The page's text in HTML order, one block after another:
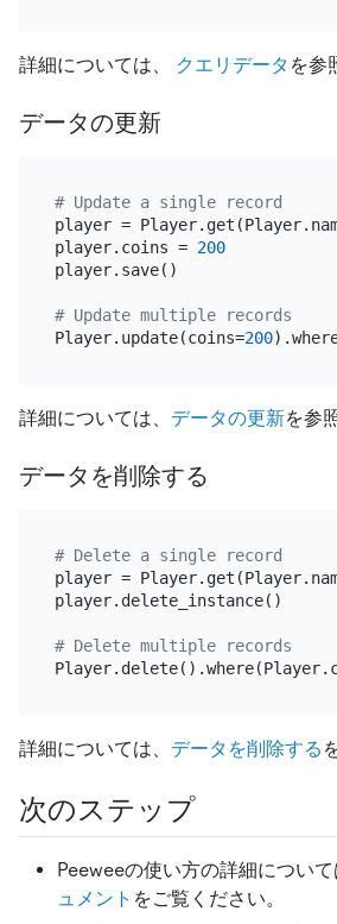
詳細については、 クエリデータ を参
データの更新
# Update a single record
player =
player.coins = 200
player.save()
# Update multiple records
Player.update(coins=200
詳細については、 データの更新を参
データを削除する
# Delete a single record
player =
player.delete_instance()
# Delete multiple records
詳細については、 データを削除する
次のステップ
Peeweeの使い方の詳細について
ュメント をご覧ください。